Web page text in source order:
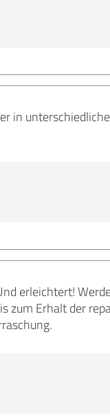
in
erleichtert!
zum Erhalt der